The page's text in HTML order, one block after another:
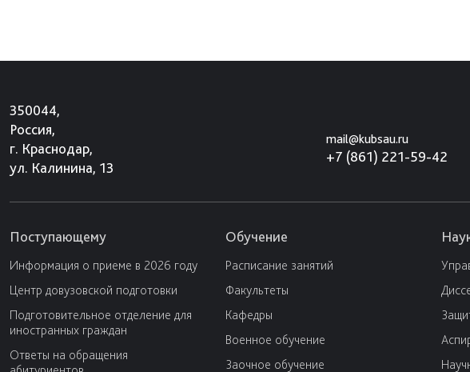
350044,
Россия,
г. Краснодар,
ул. Калинина, 13
mail@kubsau.ru
+7 (861) 221-59-42
Поступающему
Информация о приеме в 2026 году
Центр довузовской подготовки
Подготовительное отделение для
иностранных граждан
Ответы на обращения
Обучение
Расписание занятий
Факультеты
Кафедры
Военное обучение
Заочное обучение